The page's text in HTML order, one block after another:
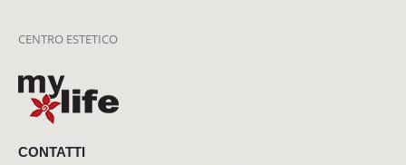
CENTRO ESTETICO
CONTATTI